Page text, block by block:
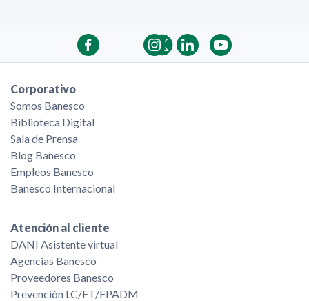
Corporativo
Somos Banesco
Biblioteca Digital
Sala de Prensa
Blog Banesco
Empleos Banesco
Banesco Internacional
Atención al cliente
DANI Asistente virtual
Agencias Banesco
Proveedores Banesco
Prevención LC/FT/FPADM